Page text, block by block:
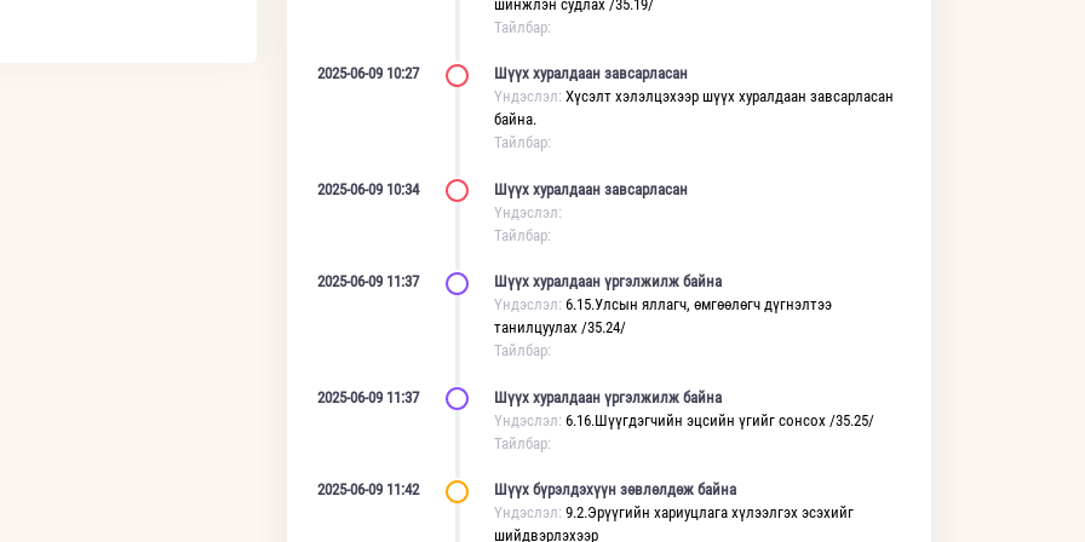
шинжлэн судлах /35.19/
Тайлбар:
2025-06-09 10:27
Шүүх хуралдаан завсарласан
Үндэслэл: Хүсэлт хэлэлцэхээр шүүх хуралдаан завсарласан
байна.
Тайлбар:
2025-06-09 10:34
Шүүх хуралдаан завсарласан
Үндэслэл:
Тайлбар:
2025-06-09 11:37
Шүүх хуралдаан үргэлжилж байна
Үндэслэл: 6.15.Улсын яллагч, өмгөөлөгч дүгнэлтээ
танилцуулах /35.24/
Тайлбар:
2025-06-09 11:37
Шүүх хуралдаан үргэлжилж байна
Үндэслэл: 6.16.Шүүгдэгчийн эцсийн үгийг сонсох /35.25/
Тайлбар:
2025-06-09 11:42
Шүүх бүрэлдэхүүн зөвлөлдөж байна
Үндэслэл: 9.2.Эрүүгийн хариуцлага хүлээлгэх эсэхийг
шийдвэрлэхээр